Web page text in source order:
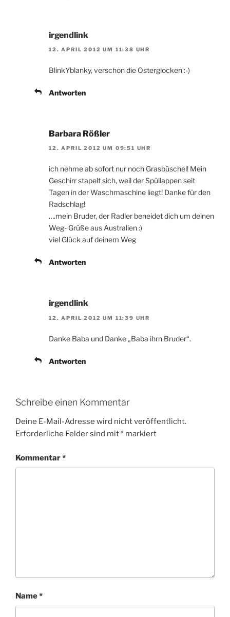
irgendlink
12. APRIL 2012 UM 11:38 UHR
BlinkYblanky, verschon die Osterglocken :-)
Antworten
Barbara Rößler
12. APRIL 2012 UM 09:51 UHR
ich nehme ab sofort nur noch Grasbüschel! Mein
Geschirr stapelt sich, weil der Spüllappen seit
Tagen in der Waschmaschine liegt! Danke für den
Radschlag!
….mein Bruder, der Radler beneidet dich um deinen
Weg- Grüße aus Australien :)
viel Glück auf deinem Weg
Antworten
irgendlink
12. APRIL 2012 UM 11:39 UHR
Danke Baba und Danke „Baba ihrn Bruder“.
Antworten
Schreibe einen Kommentar
Deine E-Mail-Adresse wird nicht veröffentlicht.
Erforderliche Felder sind mit* markiert
Kommentar*
Name*